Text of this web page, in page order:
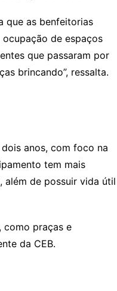
que as benfeitorias
de espaços
que passaram por
brincando”, ressalta.
anos, com foco na
tem mais
além de possuir vida útil
como praças e
da CEB.